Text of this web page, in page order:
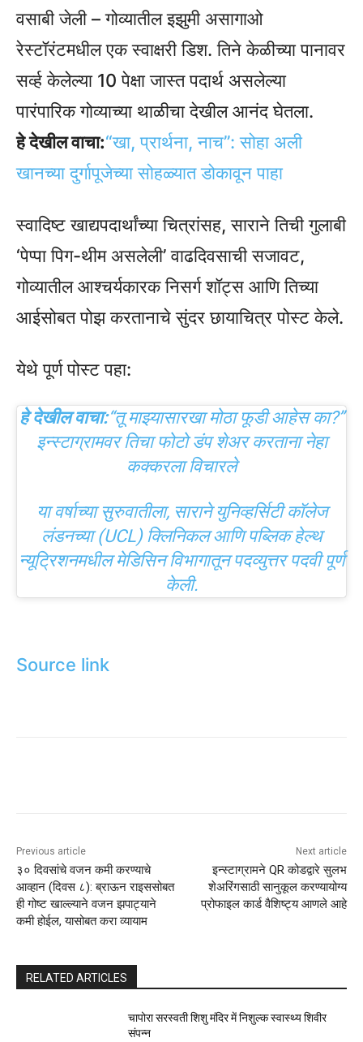
वसाबी जेली – गोव्यातील इझुमी असागाओ
रेस्टॉरंटमधील एक स्वाक्षरी डिश. तिने केळीच्या पानावर
सर्व्ह केलेल्या 10 पेक्षा जास्त पदार्थ असलेल्या
पारंपारिक गोव्याच्या थाळीचा देखील आनंद घेतला.
हे देखील वाचा:“खा, प्रार्थना, नाच”: सोहा अली
खानच्या दुर्गापूजेच्या सोहळ्यात डोकावून पाहा
स्वादिष्ट खाद्यपदार्थांच्या चित्रांसह, साराने तिची गुलाबी
‘पेप्पा पिग-थीम असलेली’ वाढदिवसाची सजावट,
गोव्यातील आश्चर्यकारक निसर्ग शॉट्स आणि तिच्या
आईसोबत पोझ करतानाचे सुंदर छायाचित्र पोस्ट केले.
येथे पूर्ण पोस्ट पहा:
हे देखील वाचा:“तू माझ्यासारखा मोठा फूडी आहेस का?”
इन्स्टाग्रामवर तिचा फोटो डंप शेअर करताना नेहा
कक्करला विचारले
या वर्षाच्या सुरुवातीला, साराने युनिव्हर्सिटी कॉलेज
लंडनच्या (UCL) क्लिनिकल आणि पब्लिक हेल्थ
न्यूट्रिशनमधील मेडिसिन विभागातून पदव्युत्तर पदवी पूर्ण
केली.
Source link
Previous article
३० दिवसांचे वजन कमी करण्याचे
आव्हान (दिवस ८): ब्राऊन राइससोबत
ही गोष्ट खाल्ल्याने वजन झपाट्याने
कमी होईल, यासोबत करा व्यायाम
Next article
इन्स्टाग्रामने QR कोडद्वारे सुलभ
शेअरिंगसाठी सानुकूल करण्यायोग्य
प्रोफाइल कार्ड वैशिष्ट्य आणले आहे
RELATED ARTICLES
चापोरा सरस्वती शिशु मंदिर में निशुल्क स्वास्थ्य शिवीर
संपन्न